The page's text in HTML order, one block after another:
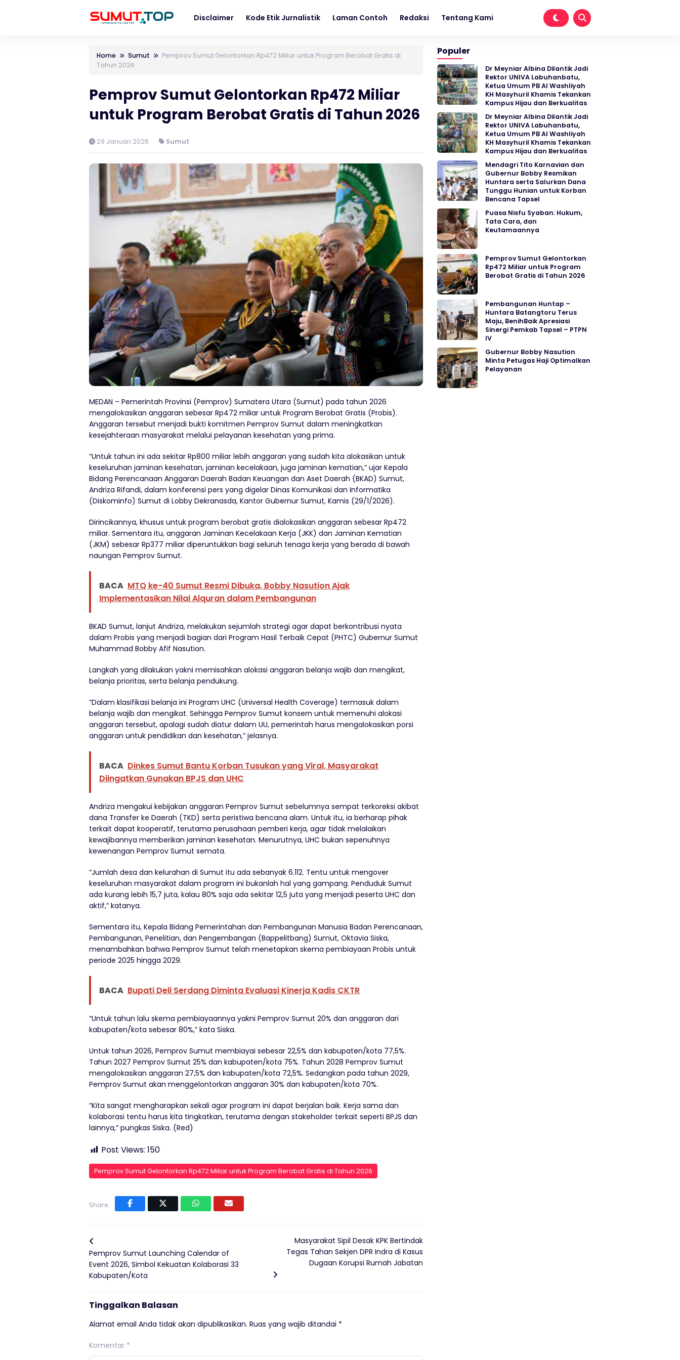
Disclaimer Kode Etik Jurnalistik Laman Contoh Redaksi Tentang Kami
Home Sumut
Pemprov Sumut Gelontorkan Rp472 Miliar untuk Program Berobat Gratis di
Tahun 2026
Pemprov Sumut Gelontorkan Rp472 Miliar
untuk Program Berobat Gratis di Tahun 2026
29 Januari 2026 Sumut
MEDAN – Pemerintah Provinsi (Pemprov) Sumatera Utara (Sumut) pada tahun 2026
mengalokasikan anggaran sebesar Rp472 miliar untuk Program Berobat Gratis (Probis).
Anggaran tersebut menjadi bukti komitmen Pemprov Sumut dalam meningkatkan
kesejahteraan masyarakat melalui pelayanan kesehatan yang prima.
“Untuk tahun ini ada sekitar Rp800 miliar lebih anggaran yang sudah kita alokasikan untuk
keseluruhan jaminan kesehatan, jaminan kecelakaan, juga jaminan kematian,” ujar Kepala
Bidang Perencanaan Anggaran Daerah Badan Keuangan dan Aset Daerah (BKAD) Sumut,
Andriza Rifandi, dalam konferensi pers yang digelar Dinas Komunikasi dan Informatika
(Diskominfo) Sumut di Lobby Dekranasda, Kantor Gubernur Sumut, Kamis (29/1/2026).
Dirincikannya, khusus untuk program berobat gratis dialokasikan anggaran sebesar Rp472
miliar. Sementara itu, anggaran Jaminan Kecelakaan Kerja (JKK) dan Jaminan Kematian
(JKM) sebesar Rp377 miliar diperuntukkan bagi seluruh tenaga kerja yang berada di bawah
naungan Pemprov Sumut.
BACA MTQ ke-40 Sumut Resmi Dibuka, Bobby Nasution Ajak
Implementasikan Nilai Alquran dalam Pembangunan
BKAD Sumut, lanjut Andriza, melakukan sejumlah strategi agar dapat berkontribusi nyata
dalam Probis yang menjadi bagian dari Program Hasil Terbaik Cepat (PHTC) Gubernur Sumut
Muhammad Bobby Afif Nasution.
Langkah yang dilakukan yakni memisahkan alokasi anggaran belanja wajib dan mengikat,
belanja prioritas, serta belanja pendukung.
“Dalam klasifikasi belanja ini Program UHC (Universal Health Coverage) termasuk dalam
belanja wajib dan mengikat. Sehingga Pemprov Sumut konsern untuk memenuhi alokasi
anggaran tersebut, apalagi sudah diatur dalam UU, pemerintah harus mengalokasikan porsi
anggaran untuk pendidikan dan kesehatan,” jelasnya.
BACA Dinkes Sumut Bantu Korban Tusukan yang Viral, Masyarakat
Diingatkan Gunakan BPJS dan UHC
Andriza mengakui kebijakan anggaran Pemprov Sumut sebelumnya sempat terkoreksi akibat
dana Transfer ke Daerah (TKD) serta peristiwa bencana alam. Untuk itu, ia berharap pihak
terkait dapat kooperatif, terutama perusahaan pemberi kerja, agar tidak melalaikan
kewajibannya memberikan jaminan kesehatan. Menurutnya, UHC bukan sepenuhnya
kewenangan Pemprov Sumut semata.
“Jumlah desa dan kelurahan di Sumut itu ada sebanyak 6.112. Tentu untuk mengover
keseluruhan masyarakat dalam program ini bukanlah hal yang gampang. Penduduk Sumut
ada kurang lebih 15,7 juta, kalau 80% saja ada sekitar 12,5 juta yang menjadi peserta UHC dan
aktif,” katanya.
Sementara itu, Kepala Bidang Pemerintahan dan Pembangunan Manusia Badan Perencanaan,
Pembangunan, Penelitian, dan Pengembangan (Bappelitbang) Sumut, Oktavia Siska,
menambahkan bahwa Pemprov Sumut telah menetapkan skema pembiayaan Probis untuk
periode 2025 hingga 2029.
BACA Bupati Deli Serdang Diminta Evaluasi Kinerja Kadis CKTR
“Untuk tahun lalu skema pembiayaannya yakni Pemprov Sumut 20% dan anggaran dari
kabupaten/kota sebesar 80%,” kata Siska.
Untuk tahun 2026, Pemprov Sumut membiayai sebesar 22,5% dan kabupaten/kota 77,5%.
Tahun 2027 Pemprov Sumut 25% dan kabupaten/kota 75%. Tahun 2028 Pemprov Sumut
mengalokasikan anggaran 27,5% dan kabupaten/kota 72,5%. Sedangkan pada tahun 2029,
Pemprov Sumut akan menggelontorkan anggaran 30% dan kabupaten/kota 70%.
“Kita sangat mengharapkan sekali agar program ini dapat berjalan baik. Kerja sama dan
kolaborasi tentu harus kita tingkatkan, terutama dengan stakeholder terkait seperti BPJS dan
lainnya,” pungkas Siska. (Red)
Post Views: 150
Pemprov Sumut Gelontorkan Rp472 Miliar untuk Program Berobat Gratis di Tahun 2026
Share:
Pemprov Sumut Launching Calendar of
Event 2026, Simbol Kekuatan Kolaborasi 33
Kabupaten/Kota
Masyarakat Sipil Desak KPK Bertindak
Tegas Tahan Sekjen DPR Indra di Kasus
Dugaan Korupsi Rumah Jabatan
Tinggalkan Balasan
Alamat email Anda tidak akan dipublikasikan. Ruas yang wajib ditandai *
Komentar *
Populer
Dr Meyniar Albina Dilantik Jadi
Rektor UNIVA Labuhanbatu,
Ketua Umum PB Al Washliyah
KH Masyhuril Khamis Tekankan
Kampus Hijau dan Berkualitas
Dr Meyniar Albina Dilantik Jadi
Rektor UNIVA Labuhanbatu,
Ketua Umum PB Al Washliyah
KH Masyhuril Khamis Tekankan
Kampus Hijau dan Berkualitas
Mendagri Tito Karnavian dan
Gubernur Bobby Resmikan
Huntara serta Salurkan Dana
Tunggu Hunian untuk Korban
Bencana Tapsel
Puasa Nisfu Syaban: Hukum,
Tata Cara, dan
Keutamaannya
Pemprov Sumut Gelontorkan
Rp472 Miliar untuk Program
Berobat Gratis di Tahun 2026
Pembangunan Huntap –
Huntara Batangtoru Terus
Maju, BenihBaik Apresiasi
Sinergi Pemkab Tapsel – PTPN
IV
Gubernur Bobby Nasution
Minta Petugas Haji Optimalkan
Pelayanan